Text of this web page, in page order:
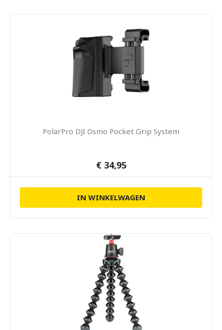
PolarPro DJI Osmo Pocket Grip System
€ 34,95
IN WINKELWAGEN